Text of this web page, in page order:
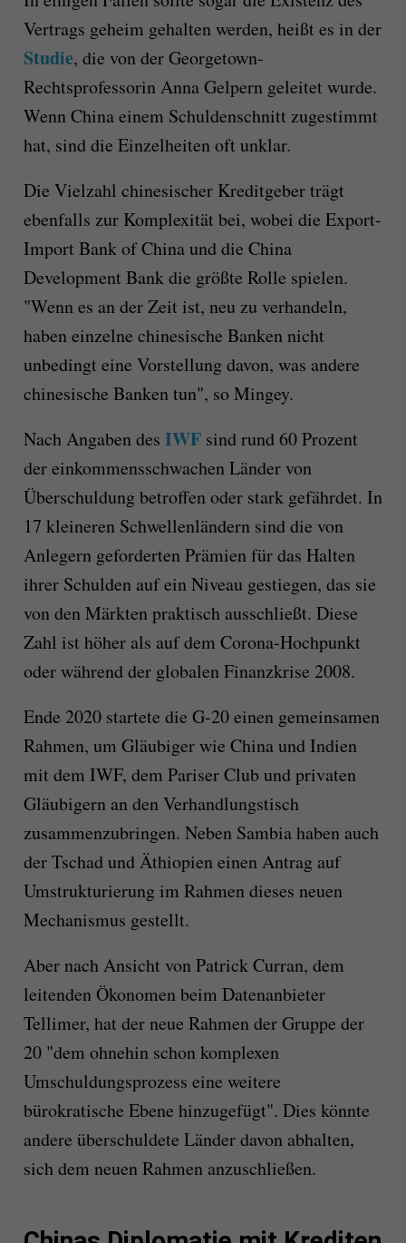
Vertrags geheim gehalten werden, heißt es in der
Studie, die von der Georgetown-
Rechtsprofessorin Anna Gelpern geleitet wurde.
Wenn China einem Schuldenschnitt zugestimmt
hat, sind die Einzelheiten oft unklar.
Die Vielzahl chinesischer Kreditgeber trägt
ebenfalls zur Komplexität bei, wobei die Export-
Import Bank of China und die China
Development Bank die größte Rolle spielen.
"Wenn es an der Zeit ist, neu zu verhandeln,
haben einzelne chinesische Banken nicht
unbedingt eine Vorstellung davon, was andere
chinesische Banken tun", so Mingey.
Nach Angaben des IWFsind rund 60 Prozent
der einkommensschwachen Länder von
Überschuldung betroffen oder stark gefährdet. In
17 kleineren Schwellenländern sind die von
Anlegern geforderten Prämien für das Halten
ihrer Schulden auf ein Niveau gestiegen, das sie
von den Märkten praktisch ausschließt. Diese
Zahl ist höher als auf dem Corona-Hochpunkt
oder während der globalen Finanzkrise 2008.
Ende 2020 startete die G-20 einen gemeinsamen
Rahmen, um Gläubiger wie China und Indien
mit dem IWF, dem Pariser Club und privaten
Gläubigern an den Verhandlungstisch
zusammenzubringen. Neben Sambia haben auch
der Tschad und Äthiopien einen Antrag auf
Umstrukturierung im Rahmen dieses neuen
Mechanismus gestellt.
Aber nach Ansicht von Patrick Curran, dem
leitenden Ökonomen beim Datenanbieter
Tellimer, hat der neue Rahmen der Gruppe der
20 "dem ohnehin schon komplexen
Umschuldungsprozess eine weitere
bürokratische Ebene hinzugefügt". Dies könnte
andere überschuldete Länder davon abhalten,
sich dem neuen Rahmen anzuschließen.